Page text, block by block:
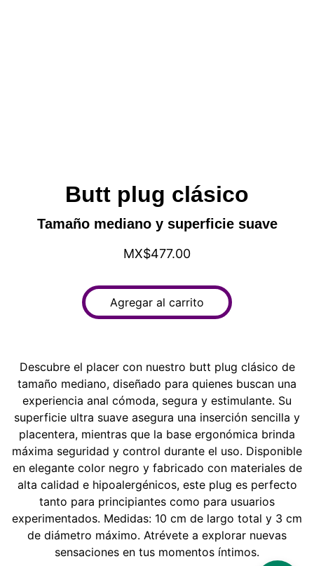
Butt plug clásico
Tamaño mediano y superficie suave
MX$477.00
Agregar al carrito
Descubre el placer con nuestro butt plug clásico de
tamaño mediano, diseñado para quienes buscan una
experiencia anal cómoda, segura y estimulante. Su
superficie ultra suave asegura una inserción sencilla y
placentera, mientras que la base ergonómica brinda
máxima seguridad y control durante el uso. Disponible
en elegante color negro y fabricado con materiales de
alta calidad e hipoalergénicos, este plug es perfecto
tanto para principiantes como para usuarios
experimentados. Medidas: 10 cm de largo total y 3 cm
de diámetro máximo. Atrévete a explorar nuevas
sensaciones en tus momentos íntimos.